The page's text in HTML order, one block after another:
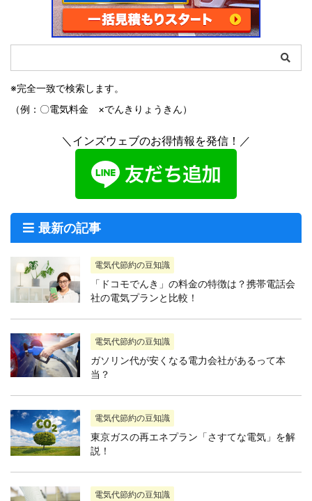
※完全一致で検索します。
（例：〇電気料金 ×でんきりょうきん）
＼インズウェブのお得情報を発信！／
最新の記事
電気代節約の豆知識
「ドコモでんき」の料金の特徴は？携帯電話会
社の電気プランと比較！
電気代節約の豆知識
ガソリン代が安くなる電力会社があるって本
当？
電気代節約の豆知識
東京ガスの再エネプラン「さすてな電気」を解
説！
電気代節約の豆知識